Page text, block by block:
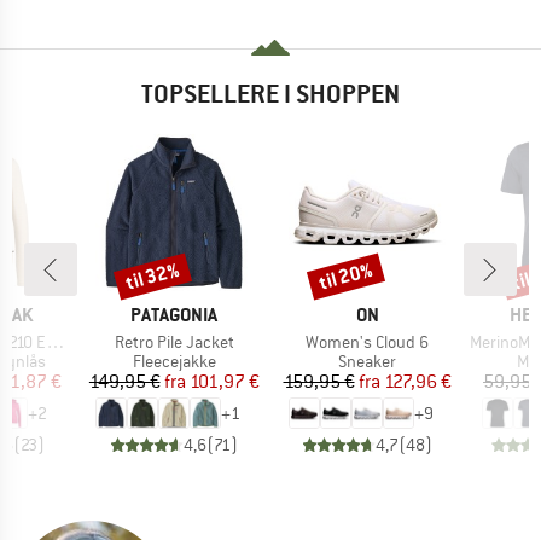
TOPSELLERE I SHOPPEN
Zip Hoody
pris
81,87 €
+2
(23)
MÆRKE
PATAGONIA
Artikel
Retro Pile Jacket
Produktgruppe
Fleecejakke
Pris
149,95 € Nedsat pris
fra 101,97 €
+1
4,6(71)
Rabat
til 32%
MÆRKE
ON
Artikel
Women's Cloud 6
Produktgruppe
Sneaker
Pris
159,95 € Nedsat pris
fra 127,96 €
+9
4,7(48)
Rabat
til 20%
Artikel
MerinoMix150
59,95
til